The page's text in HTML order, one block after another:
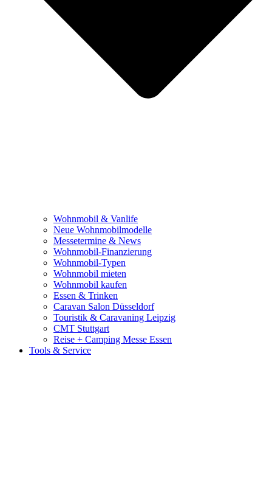
Wohnmobil & Vanlife
Neue Wohnmobilmodelle
Messetermine & News
Wohnmobil-Finanzierung
Wohnmobil-Typen
Wohnmobil mieten
Wohnmobil kaufen
Essen & Trinken
Caravan Salon Düsseldorf
Touristik & Caravaning Leipzig
CMT Stuttgart
Reise + Camping Messe Essen
Tools & Service